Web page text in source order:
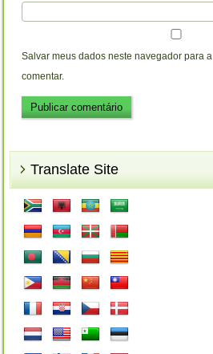
Salvar meus dados neste navegador para
comentar.
Translate Site